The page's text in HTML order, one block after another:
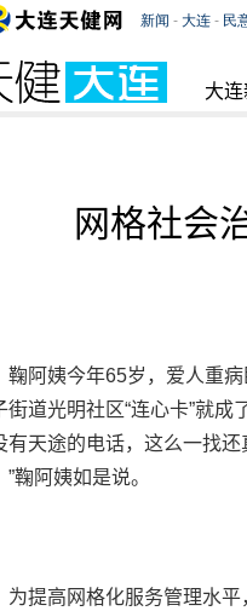
大连
网格社会
鞠阿姨今年65岁，爱人重
街道光明社区“连心卡”就
有天途的电话，这么一找
”鞠阿姨如是说。
为提高网格化服务管理水